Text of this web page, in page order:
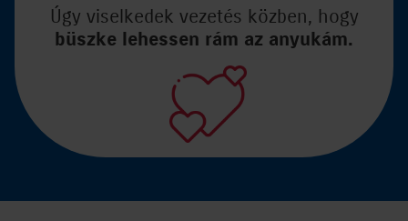
Úgy viselkedek vezetés közben, hogy
büszke lehessen rám az anyukám.